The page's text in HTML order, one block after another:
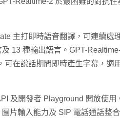
主打即時語音翻譯，可連續處
13 種輸出語言。GPT-
可在說話期間即時產生字幕，適
及開發者 Playground 開放使
片輸入能力及 SIP 電話通話整